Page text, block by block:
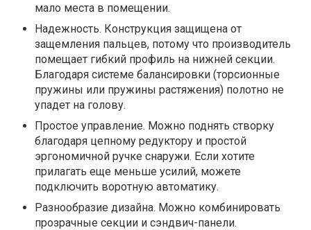
мало места в помещении.
Надежность. Конструкция защищена от
защемления пальцев, потому что производитель
помещает гибкий профиль на нижней секции.
Благодаря системе балансировки (торсионные
пружины или пружины растяжения) полотно не
упадет на голову.
Простое управление. Можно поднять створку
благодаря цепному редуктору и простой
эргономичной ручке снаружи. Если хотите
прилагать еще меньше усилий, можете
подключить воротную автоматику.
Разнообразие дизайна. Можно комбинировать
прозрачные секции и сэндвич-панели.